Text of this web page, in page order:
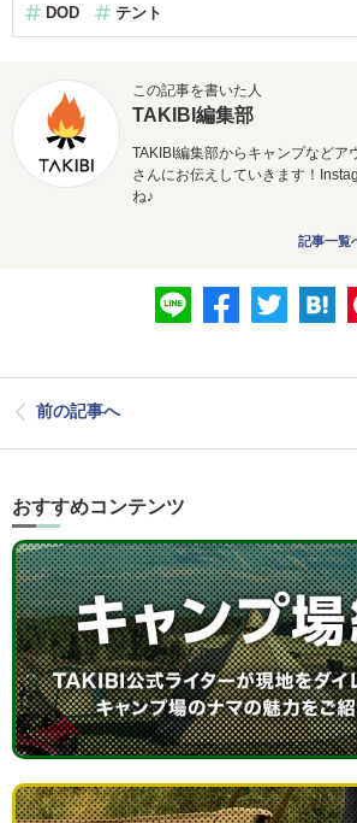
DOD テント
この記事を書いた人
TAKIBI編集部
TAKIBI編集部からキャンプなどア
さんにお伝えしていきます！
ね♪
記事一覧
前の記事へ
おすすめコンテンツ